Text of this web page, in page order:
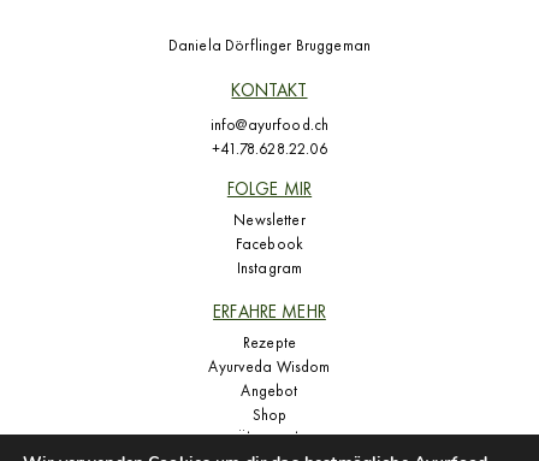
Daniela Dörflinger Bruggeman
KONTAKT
info@ayurfood.ch
+41.78.628.22.06
FOLGE MIR
Newsletter
Facebook
Instagram
ERFAHRE MEHR
Rezepte
Ayurveda Wisdom
Angebot
Shop
Über mich